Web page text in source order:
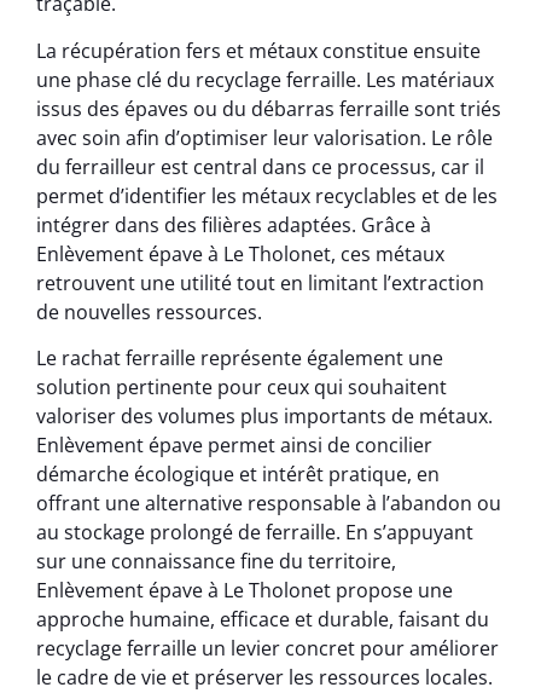
La récupération fers et métaux constitue ensuite
une phase clé du recyclage ferraille. Les matériaux
issus des épaves ou du débarras ferraille sont triés
avec soin afin d’optimiser leur valorisation. Le rôle
du ferrailleur est central dans ce processus, car il
permet d’identifier les métaux recyclables et de les
intégrer dans des filières adaptées. Grâce à
Enlèvement épave à Le Tholonet, ces métaux
retrouvent une utilité tout en limitant l’extraction
de nouvelles ressources.
Le rachat ferraille représente également une
solution pertinente pour ceux qui souhaitent
valoriser des volumes plus importants de métaux.
Enlèvement épave permet ainsi de concilier
démarche écologique et intérêt pratique, en
offrant une alternative responsable à l’abandon ou
au stockage prolongé de ferraille. En s’appuyant
sur une connaissance fine du territoire,
Enlèvement épave à Le Tholonet propose une
approche humaine, efficace et durable, faisant du
recyclage ferraille un levier concret pour améliorer
le cadre de vie et préserver les ressources locales.